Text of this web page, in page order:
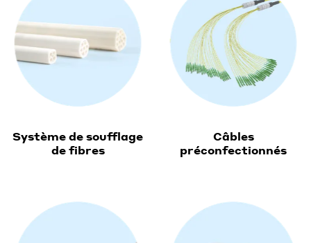
Système de soufflage
de fibres
Câbles
préconfectionnés